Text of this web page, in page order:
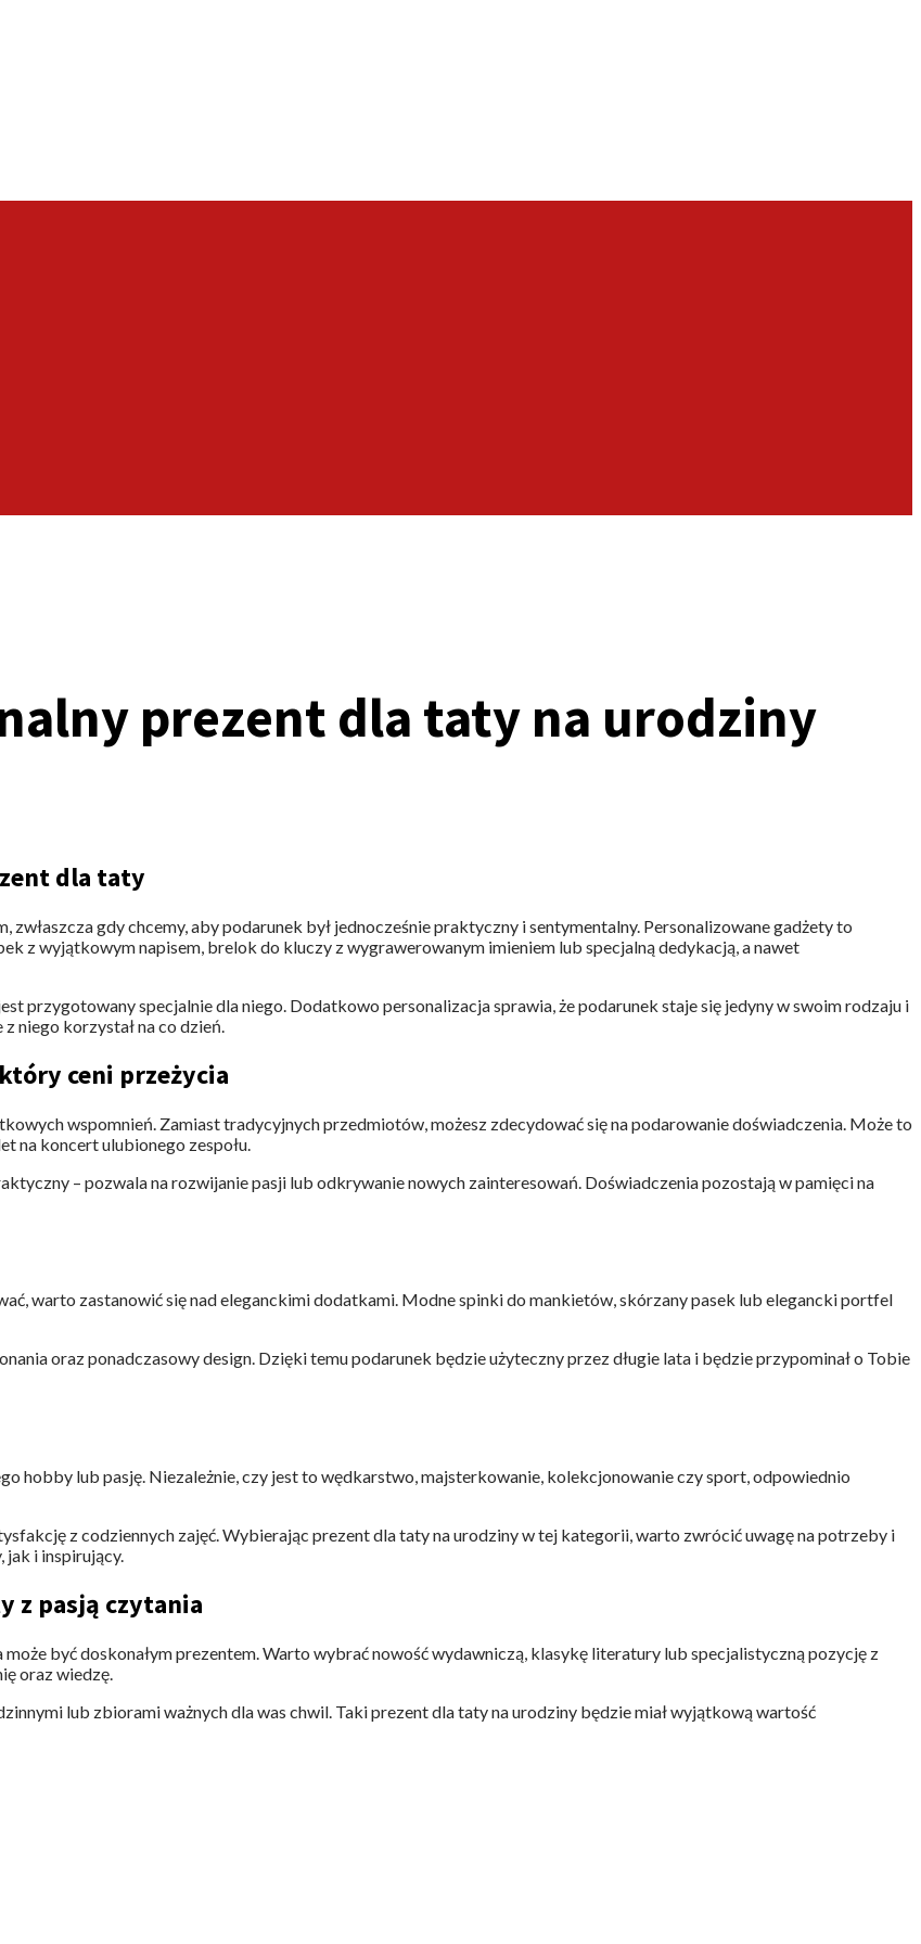
prezent dla taty na urodziny
dla taty
gdy chcemy, aby podarunek był jednocześnie praktyczny i sentymentalny. Personalizowane gadżety to
z wyjątkowym napisem, brelok do kluczy z wygrawerowanym imieniem lub specjalną dedykacją, a nawet
przygotowany specjalnie dla niego. Dodatkowo personalizacja sprawia, że podarunek staje się jedyny w swoim rodzaju i
niego korzystał na co dzień.
ceni przeżycia
wspomnień. Zamiast tradycyjnych przedmiotów, możesz zdecydować się na podarowanie doświadczenia. Może to
na koncert ulubionego zespołu.
– pozwala na rozwijanie pasji lub odkrywanie nowych zainteresowań. Doświadczenia pozostają w pamięci na
warto zastanowić się nad eleganckimi dodatkami. Modne spinki do mankietów, skórzany pasek lub elegancki portfel
oraz ponadczasowy design. Dzięki temu podarunek będzie użyteczny przez długie lata i będzie przypominał o Tobie
hobby lub pasję. Niezależnie, czy jest to wędkarstwo, majsterkowanie, kolekcjonowanie czy sport, odpowiednio
z codziennych zajęć. Wybierając prezent dla taty na urodziny w tej kategorii, warto zwrócić uwagę na potrzeby i
i inspirujący.
z pasją czytania
być doskonałym prezentem. Warto wybrać nowość wydawniczą, klasykę literatury lub specjalistyczną pozycję z
oraz wiedzę.
lub zbiorami ważnych dla was chwil. Taki prezent dla taty na urodziny będzie miał wyjątkową wartość